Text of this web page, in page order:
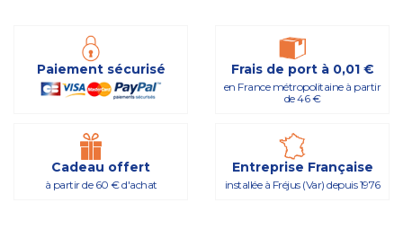
Paiement sécurisé Frais de port à 0,01 €
en France métropolitaine à partir
de 46 €
Cadeau offert
à partir de 60 € d'achat
Entreprise Française
installée à Fréjus (Var) depuis 1976